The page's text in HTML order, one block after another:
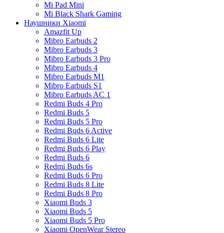
Mi Pad Mini
Mi Black Shark Gaming
Наушники Xiaomi
Amazfit Up
Mibro Earbuds 2
Mibro Earbuds 3
Mibro Earbuds 3 Pro
Mibro Earbuds 4
Mibro Earbuds M1
Mibro Earbuds S1
Mibro Earbuds AC 1
Redmi Buds 4 Pro
Redmi Buds 5
Redmi Buds 5 Pro
Redmi Buds 6 Active
Redmi Buds 6 Lite
Redmi Buds 6 Play
Redmi Buds 6
Redmi Buds 6s
Redmi Buds 6 Pro
Redmi Buds 8 Lite
Redmi Buds 8 Pro
Xiaomi Buds 3
Xiaomi Buds 5
Xiaomi Buds 5 Pro
Xiaomi OpenWear Stereo